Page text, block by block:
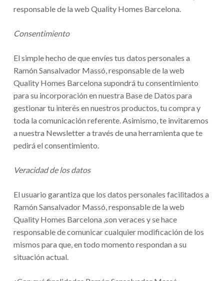
responsable de la web Quality Homes Barcelona.
Consentimiento
El simple hecho de que envíes tus datos personales a
Ramón Sansalvador Massó, responsable de la web
Quality Homes Barcelona supondrá tu consentimiento
para su incorporación en nuestra Base de Datos para
gestionar tu interés en nuestros productos, tu compra y
toda la comunicación referente. Asimismo, te invitaremos
a nuestra Newsletter a través de una herramienta que te
pedirá el consentimiento.
Veracidad de los datos
El usuario garantiza que los datos personales facilitados a
Ramón Sansalvador Massó, responsable de la web
Quality Homes Barcelona ,son veraces y se hace
responsable de comunicar cualquier modificación de los
mismos para que, en todo momento respondan a su
situación actual.